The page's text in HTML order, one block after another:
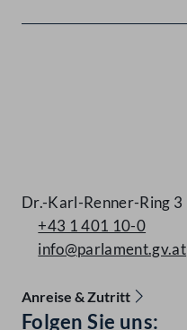
Accessibility
Dr.-Karl-Renner-Ring
+43 1 401 10-0
info@parlament.gv.at
Anreise & Zutritt
Folgen Sie uns: